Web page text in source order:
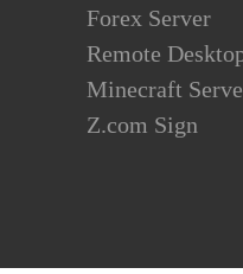
Forex Server
Remote
Minecraft
Z.com Sign